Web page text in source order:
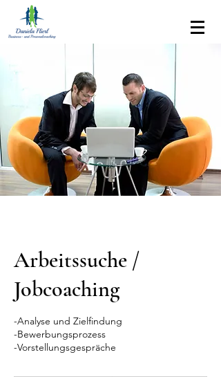
Arbeitssuche /
Jobcoaching
-Analyse und Zielfindung
-Bewerbungsprozess
-Vorstellungsgespräche